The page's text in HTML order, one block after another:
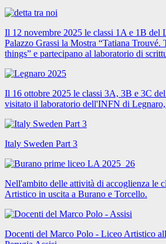
Il 12 novembre 2025 le classi 1A e 1B del
Palazzo Grassi la Mostra “Tatiana Trouvé.
things” e partecipano al laboratorio di
Il 16 ottobre 2025 le classi 3A, 3B e 3C
visitato il laboratorio dell'INFN di Legnaro,
Italy Sweden Part 3
Nell'ambito delle attività di accoglienza le
Artistico in uscita a Burano e Torcello.
Docenti del Marco Polo - Liceo Artistico